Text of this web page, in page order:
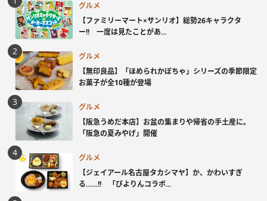
グルメ
【ファミリーマート×サンリオ】総勢26キャラクタ
ー!! 一度は見たことがあ...
グルメ
【無印良品】「ほめられかぼちゃ」シリーズの季節限定
お菓子が全10種が登場
グルメ
【阪急うめだ本店】お盆の集まりや帰省の手土産に。
「阪急の夏みやげ」開催
グルメ
【ジェイアール名古屋タカシマヤ】か、かわいすぎ
る……!! 「ぴよりんコラボ...